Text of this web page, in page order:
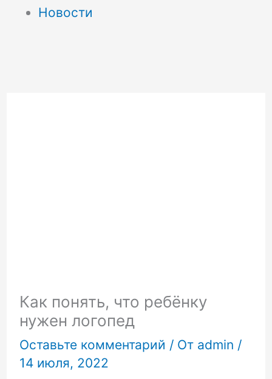
Новости
Как понять, что ребёнку
нужен логопед
Оставьте комментарий / От admin /
14 июля, 2022